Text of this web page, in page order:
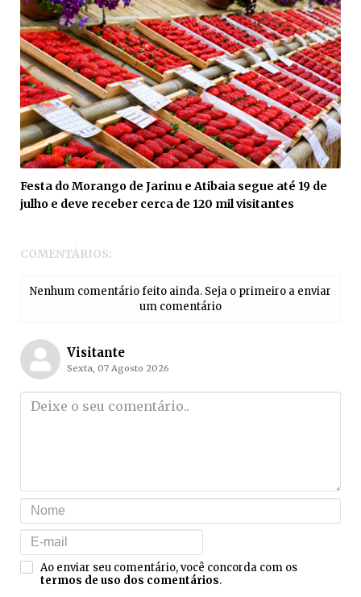
Festa do Morango de Jarinu e Atibaia segue até 19 de
julho e deve receber cerca de 120 mil visitantes
COMENTÁRIOS:
Nenhum comentário feito ainda. Seja o primeiro a enviar
um comentário
Visitante
Sexta, 07 Agosto 2026
Ao enviar seu comentário, você concorda com os
termos de uso dos comentários.